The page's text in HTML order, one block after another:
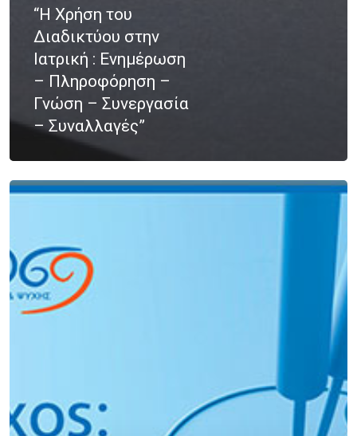
“Η Χρήση του
Διαδικτύου στην
Ιατρική : Ενημέρωση
– Πληροφόρηση –
Γνώση – Συνεργασία
– Συναλλαγές”
IMRT MOVEMBER
ΒΡΑΧΥΘΕΡΑΠΕΊΑ
ΔΡ. ΔΈΣΠΟΙΝΑ ΚΑΤΣΏΧΗ
ΚΑΡΚΊΝΟΣ
ΚΑΡΚΊΝΟΣ ΤΟΥ ΜΑΣΤΟΎ
ΚΑΡΚΊΝΟΣ ΤΟΥ
ΜΕΛΆΝΩΜΑ